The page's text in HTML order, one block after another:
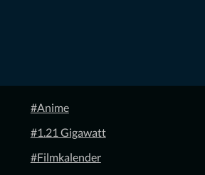
#Anime
#1.21 Gigawatt
#Filmkalender